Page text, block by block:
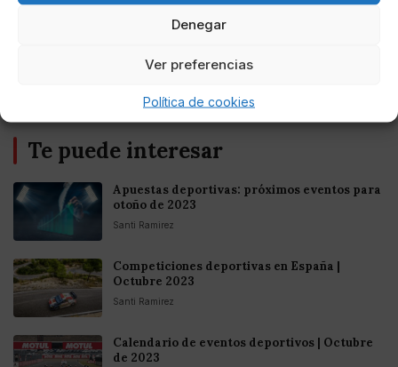
Denegar
Ver preferencias
Política de cookies
Entretenimiento
Fortnite regresa para iOS en la Unión
Te puede interesar
Apuestas deportivas: próximos eventos para
otoño de 2023
Santi Ramirez
Competiciones deportivas en España |
Octubre 2023
Santi Ramirez
Calendario de eventos deportivos | Octubre
de 2023